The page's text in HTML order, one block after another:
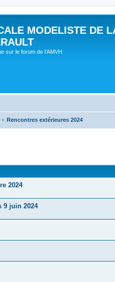
MODELISTE DE
sur le forum de l'AMVH
Rencontres extérieures 2024
2024
9 juin 2024